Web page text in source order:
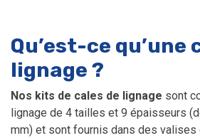
Qu’est-ce qu’une
lignage ?
Nos kits de cales de lignage sont
lignage de 4 tailles et 9 épaisseurs
mm) et sont fournis dans des valises